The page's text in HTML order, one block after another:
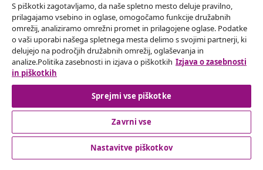
Our social media accounts
Odstop od pogodbe
Oddaj zahtevek za odstop od naročila.
Odstop od pogodbe
S piškotki zagotavljamo, da naše spletno mesto deluje pravilno,
prilagajamo vsebino in oglase, omogočamo funkcije družabnih
omrežij, analiziramo omrežni promet in prilagojene oglase. Podatke
o vaši uporabi našega spletnega mesta delimo s svojimi partnerji, ki
delujejo na področjih družabnih omrežij, oglaševanja in
analize.Politika zasebnosti in izjava o piškotkih Izjava o zasebnosti
in piškotkih
Sprejmi vse piškotke
Zavrni vse
Nastavitve piškotkov